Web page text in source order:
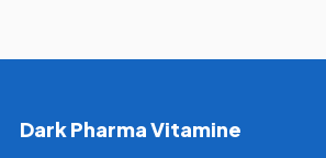
Dark Pharma Vitamine